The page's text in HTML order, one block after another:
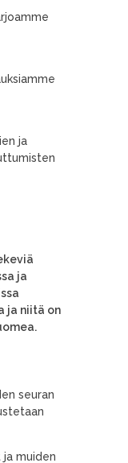
ja
ja
ja niitä on
seuran
muiden